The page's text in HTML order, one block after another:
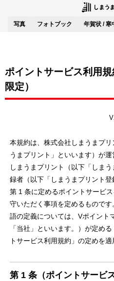
写真 フォトブック 年賀状 / 寒
ポイントサービス利用
限定）
本規約は、株式会社しまうまプ
うまプリント」といいます）が
しまうまプリント（以下「しま
録者（以下「しまうまプリント
第 1 条に定めるポイントサービ
守いただく事項を定めるもので
語の定義については、Vポイント
「当社」といいます。）が定め
トサービス利用規約」の定めを適
第 1 条（ポイントサービ